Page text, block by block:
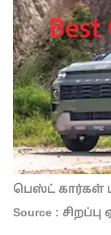
பெஸ்ட் கார்கள்
Source : சிறப்பு